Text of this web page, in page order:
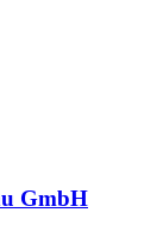
GmbH